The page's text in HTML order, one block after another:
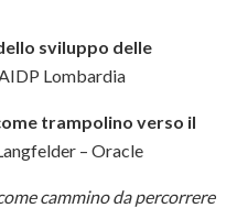
sviluppo delle
Lombardia
trampolino verso il
– Oracle
cammino da percorrere